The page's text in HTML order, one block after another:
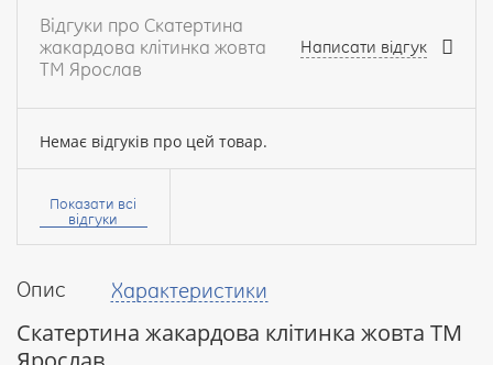
Опис Характеристики
Скатертина жакардова клітинка жовта ТМ
Відгуки про Скатертина
жакардова клітинка жовта
ТМ Ярослав
Написати відгук
Немає відгуків про цей товар.
Ваше
Ваш
Показати всі
відгуки